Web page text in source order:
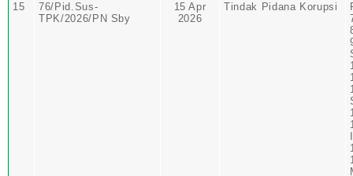
15
76/Pid.Sus-
TPK/2026/PN Sby
15 Apr
2026
Tindak Pidana Korupsi